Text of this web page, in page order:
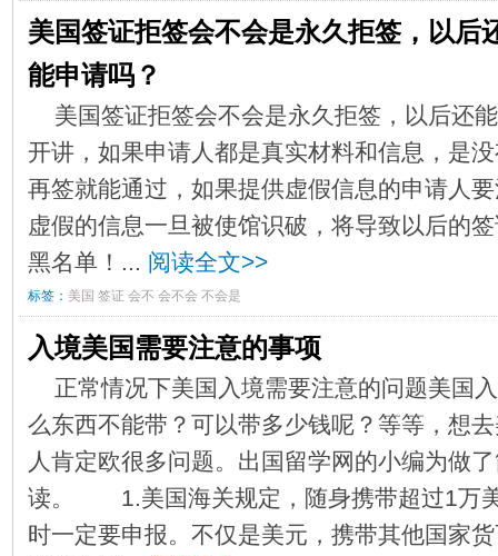
美国签证拒签会不会是永久拒签，以后
能申请吗？
美国签证拒签会不会是永久拒签，以后还
开讲，如果申请人都是真实材料和信息，是
再签就能通过，如果提供虚假信息的申请人
虚假的信息一旦被使馆识破，将导致以后的
黑名单！... 阅读全文>>
标签： 美国 签证 会不 会不会 不会是
入境美国需要注意的事项
正常情况下美国入境需要注意的问题美国
么东西不能带？可以带多少钱呢？等等，想
人肯定欧很多问题。出国留学网的小编为做
读。 1.美国海关规定，随身携带超过1万
时一定要申报。不仅是美元，携带其他国家